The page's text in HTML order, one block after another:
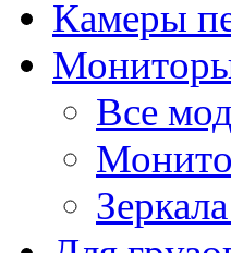
Камеры
Все